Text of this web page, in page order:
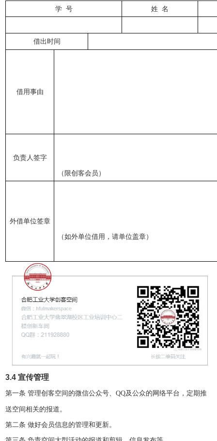
学 号 姓 名
借出时间
借用事由
负责人签字
（限创客会员）
外借单位签章
（如外单位借用，请单位盖章）
3.4宣传管理
第一条管理创客空间的微信公众号、QQ及公众的网络平台，定期推
送空间相关的报道。
第二条做好会员信息的管理和更新。